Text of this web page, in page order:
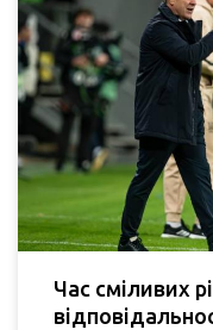
Час сміливих